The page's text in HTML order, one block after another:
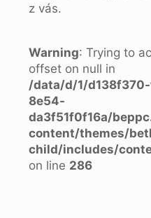
z vás.
Warning: Trying to
offset on null in
/data/d/1/
8e54-
da3f51f0f16a/
content/themes/
child/includes/
on line 286